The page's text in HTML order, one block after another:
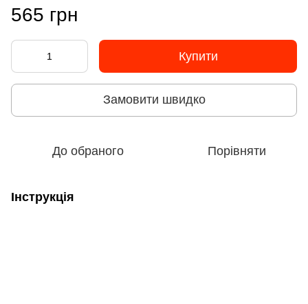
565 грн
Купити
Замовити швидко
До обраного Порівняти
Інструкція